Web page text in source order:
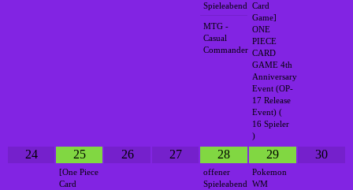
Spieleabend
MTG -
Casual
Commander
Card
Game]
ONE
PIECE
CARD
GAME 4th
Anniversary
Event (OP-
17 Release
Event) (
16 Spieler
)
24 25
[One Piece
Card
26 27 28
offener
Spieleabend
29
Pokemon
WM
30